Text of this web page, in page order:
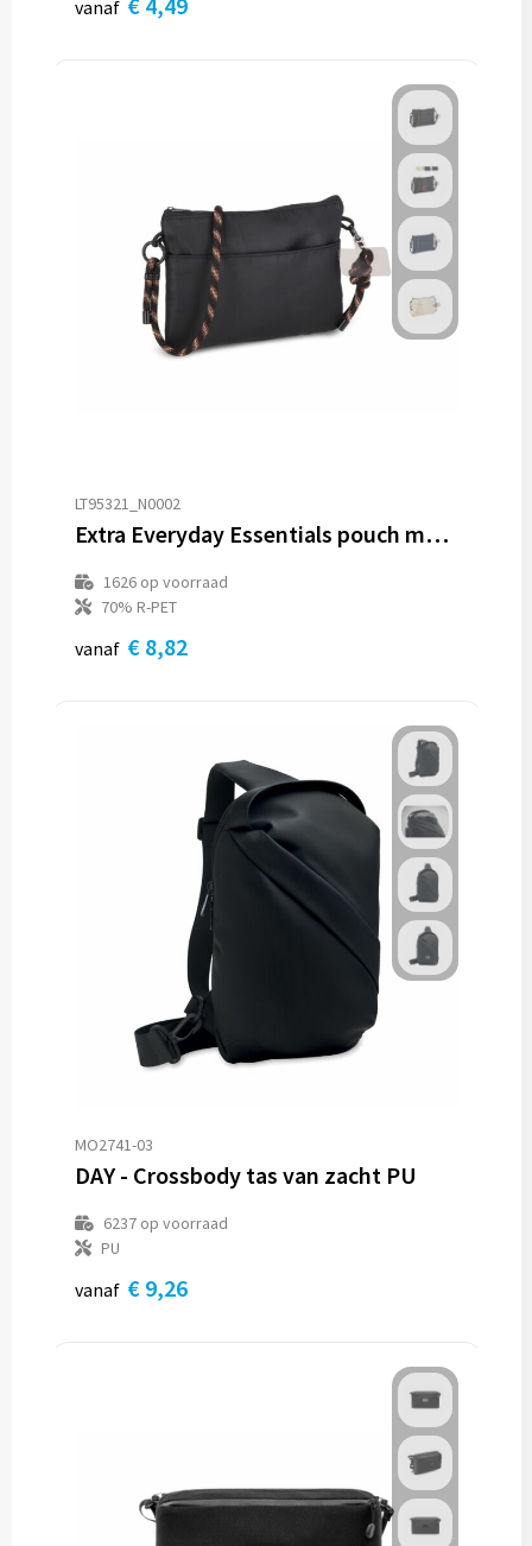
vanaf
LT95321_N0002
Extra Everyday Essentials pouch met paracord draagkoord
1626op voorraad
70% R-PET
vanaf € 8,82
MO2741-03
DAY - Crossbody tas van zacht PU
6237op voorraad
PU
vanaf € 9,26